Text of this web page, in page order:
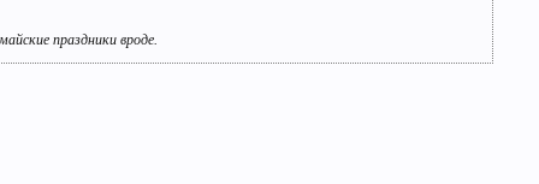
праздники вроде.